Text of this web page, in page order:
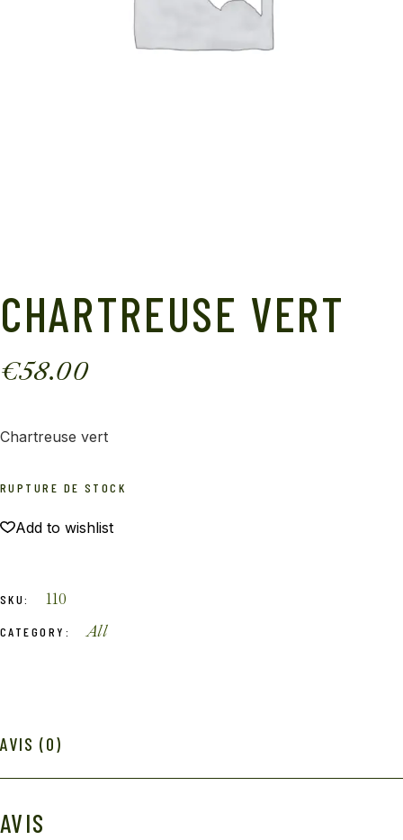
CHARTREUSE VERT
€58.00
Chartreuse vert
RUPTURE DE STOCK
Add to wishlist
SKU: 110
CATEGORY: All
AVIS (0)
AVIS